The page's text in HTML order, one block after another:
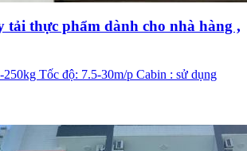
tải thực phẩm dành cho nhà hàng ,
Tốc độ: 7.5-30m/p Cabin : sử dụng